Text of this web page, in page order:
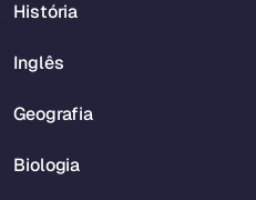
História
Inglês
Geografia
Biologia